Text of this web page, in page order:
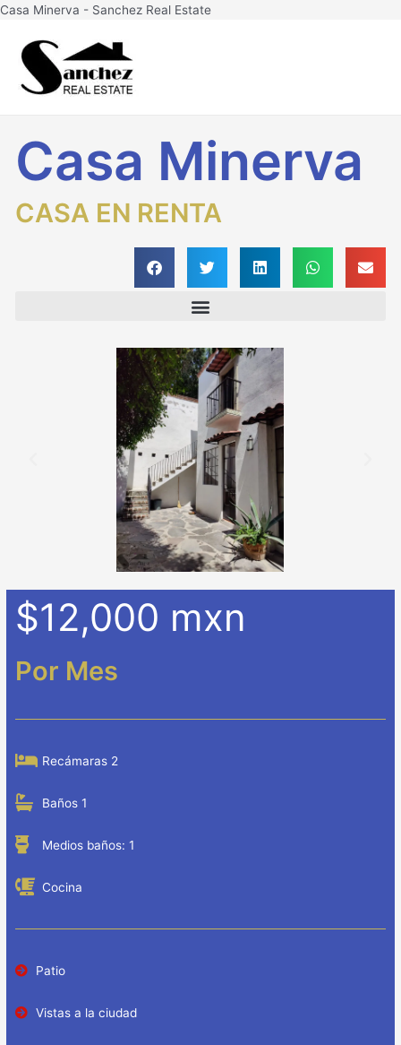
Casa Minerva - Sanchez Real EstateIr
Casa Minerva
CASA EN RENTA
$12,000 mxn
Por Mes
Recámaras 2
Baños 1
Medios baños: 1
Cocina
Patio
Vistas a la ciudad